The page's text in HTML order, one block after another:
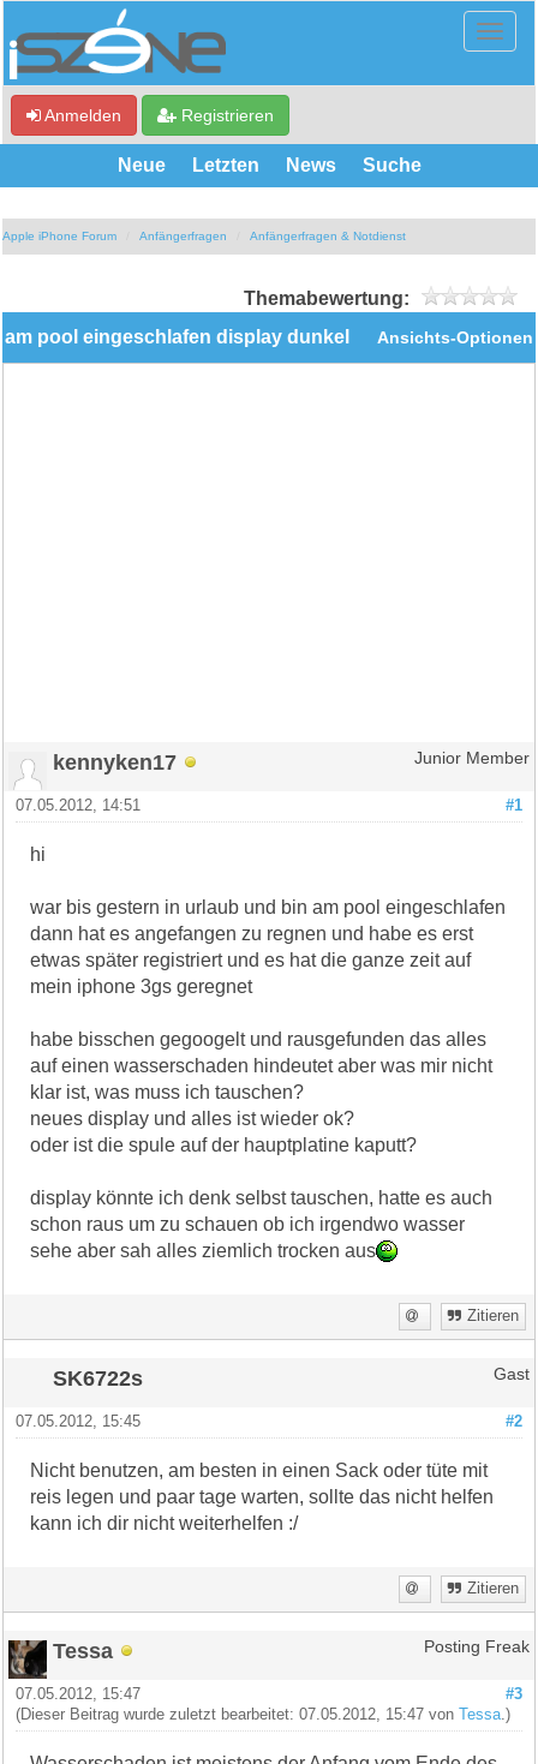
Anmelden Registrieren
Neue Letzten News Suche
Apple iPhone Forum Anfängerfragen Anfängerfragen & Notdienst
Themabewertung:
Ansichts-Optionen
am pool eingeschlafen display dunkel
kennyken17 Junior Member
#1
07.05.2012, 14:51
hi
war bis gestern in urlaub und bin am pool eingeschlafen
dann hat es angefangen zu regnen und habe es erst
etwas später registriert und es hat die ganze zeit auf
mein iphone 3gs geregnet
habe bisschen gegoogelt und rausgefunden das alles
auf einen wasserschaden hindeutet aber was mir nicht
klar ist, was muss ich tauschen?
neues display und alles ist wieder ok?
oder ist die spule auf der hauptplatine kaputt?
display könnte ich denk selbst tauschen, hatte es auch
schon raus um zu schauen ob ich irgendwo wasser
sehe aber sah alles ziemlich trocken aus
Zitieren
SK6722s Gast
#2
07.05.2012, 15:45
Nicht benutzen, am besten in einen Sack oder tüte mit
reis legen und paar tage warten, sollte das nicht helfen
kann ich dir nicht weiterhelfen :/
Zitieren
Tessa Posting Freak
#3
07.05.2012, 15:47
(Dieser Beitrag wurde zuletzt bearbeitet: 07.05.2012, 15:47 vonTessa .)